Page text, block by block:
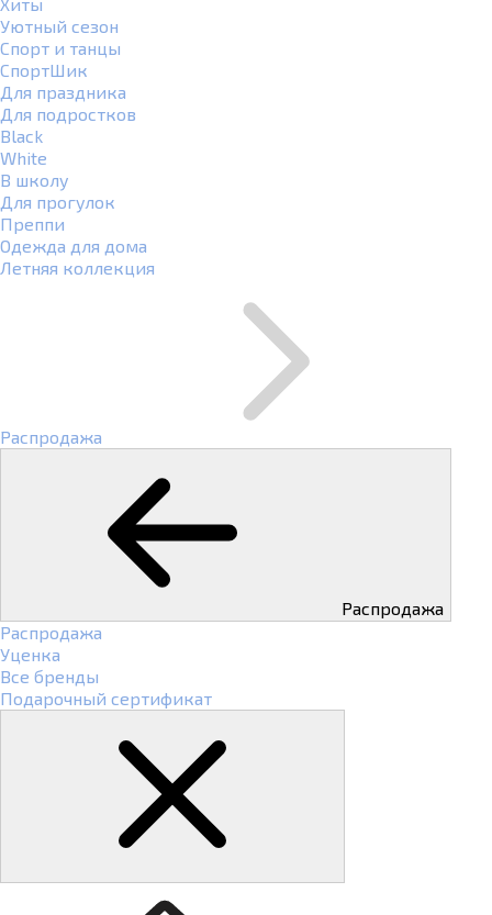
Уютный сезон
Спорт и танцы
СпортШик
Для праздника
Для подростков
Black
White
В школу
Для прогулок
Преппи
Одежда для дома
Летняя коллекция
Распродажа
Распродажа
Распродажа
Уценка
Все бренды
Подарочный сертификат